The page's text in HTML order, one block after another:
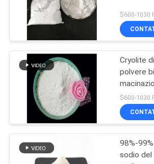
$600-1030
Cryolite
polvere
$600-1030
98%-
sodio del